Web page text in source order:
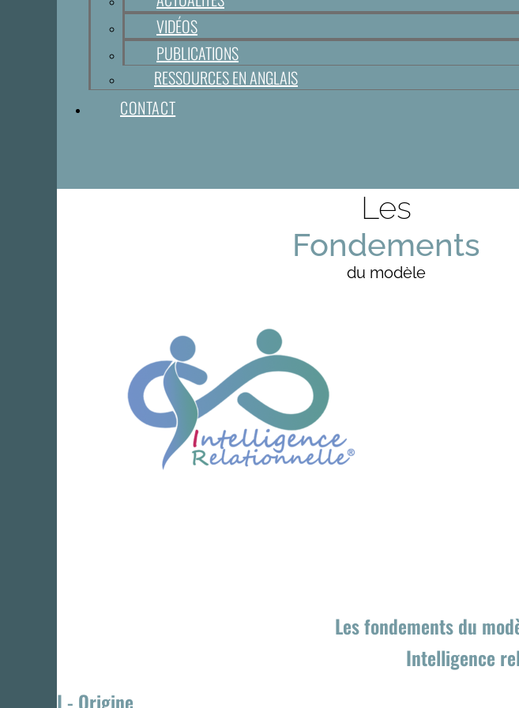
VIDÉOS
PUBLICATIONS
RESSOURCES EN ANGLAIS
CONTACT
Les
Fondements
du modèle
Les fondements du
Intelligence
I - Origine